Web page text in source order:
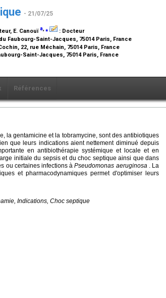
- 21/07/25
, E. Canouïa,⁎ : Docteur
Faubourg-Saint-Jacques, 75014 Paris, France
22, rue Méchain, 75014 Paris, France
Saint-Jacques, 75014 Paris, France
Références
la gentamicine et la tobramycine, sont des antibiotiques
que leurs indications aient nettement diminué depuis
en antibiothérapie systémique et locale et en
initiale du sepsis et du choc septique ainsi que dans
ou certaines infections àPseudomonas aeruginosa . La
et pharmacodynamiques permet d'optimiser leurs
Indications, Choc septique